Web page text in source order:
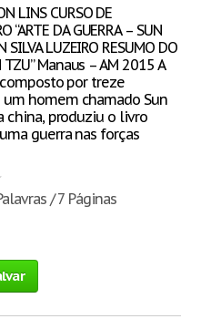
LINS CURSO DE
“ARTE DA GUERRA – SUN
LUZEIRO RESUMO DO
TZU” Manaus – AM 2015 A
composto por treze
homem chamado Sun
china, produziu o livro
guerra nas forças
/ 7 Páginas